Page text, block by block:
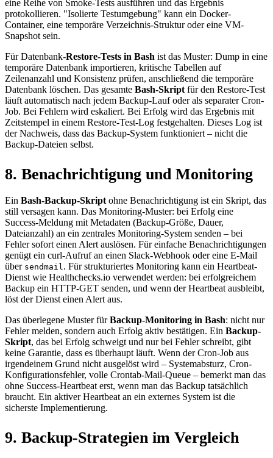
eine Reihe von Smoke-Tests ausführen und das Ergebnis
protokollieren. "Isolierte Testumgebung" kann ein Docker-
Container, eine temporäre Verzeichnis-Struktur oder eine VM-
Snapshot sein.
Für Datenbank-Restore-Tests in Bash ist das Muster: Dump in eine
temporäre Datenbank importieren, kritische Tabellen auf
Zeilenanzahl und Konsistenz prüfen, anschließend die temporäre
Datenbank löschen. Das gesamte Bash-Skript für den Restore-Test
läuft automatisch nach jedem Backup-Lauf oder als separater Cron-
Job. Bei Fehlern wird eskaliert. Bei Erfolg wird das Ergebnis mit
Zeitstempel in einem Restore-Test-Log festgehalten. Dieses Log ist
der Nachweis, dass das Backup-System funktioniert – nicht die
Backup-Dateien selbst.
8. Benachrichtigung und Monitoring
Ein Bash-Backup-Skript ohne Benachrichtigung ist ein Skript, das
still versagen kann. Das Monitoring-Muster: bei Erfolg eine
Success-Meldung mit Metadaten (Backup-Größe, Dauer,
Dateianzahl) an ein zentrales Monitoring-System senden – bei
Fehler sofort einen Alert auslösen. Für einfache Benachrichtigungen
genügt ein curl-Aufruf an einen Slack-Webhook oder eine E-Mail
über sendmail. Für strukturiertes Monitoring kann ein Heartbeat-
Dienst wie Healthchecks.io verwendet werden: bei erfolgreichem
Backup ein HTTP-GET senden, und wenn der Heartbeat ausbleibt,
löst der Dienst einen Alert aus.
Das überlegene Muster fürBackup-Monitoring in Bash: nicht nur
Fehler melden, sondern auch Erfolg aktiv bestätigen. Ein Backup-
Skript, das bei Erfolg schweigt und nur bei Fehler schreibt, gibt
keine Garantie, dass es überhaupt läuft. Wenn der Cron-Job aus
irgendeinem Grund nicht ausgelöst wird – Systemabsturz, Cron-
Konfigurationsfehler, volle Crontab-Mail-Queue – bemerkt man das
ohne Success-Heartbeat erst, wenn man das Backup tatsächlich
braucht. Ein aktiver Heartbeat an ein externes System ist die
sicherste Implementierung.
9. Backup-Strategien im Vergleich